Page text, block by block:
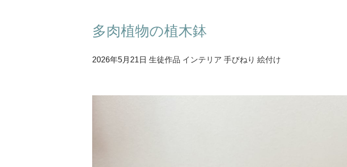
多肉植物の植木鉢
2026年5月21日 生徒作品 インテリア 手びねり 絵付け